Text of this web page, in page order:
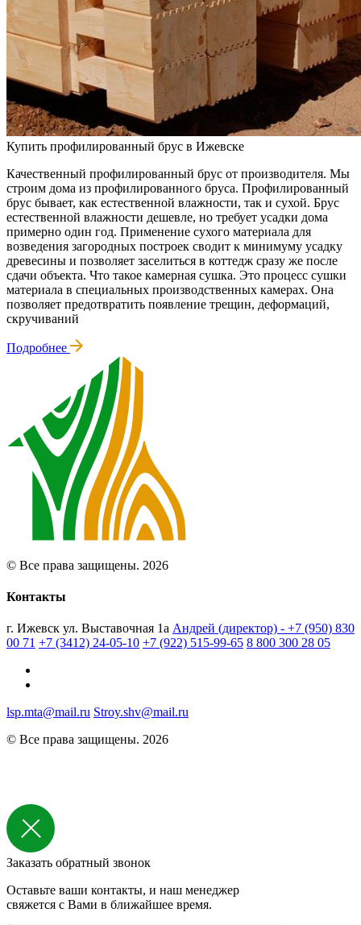
Купить профилированный брус в Ижевске
Качественный профилированный брус от производителя. Мы
строим дома из профилированного бруса. Профилированный
брус бывает, как естественной влажности, так и сухой. Брус
естественной влажности дешевле, но требует усадки дома
примерно один год. Применение сухого материала для
возведения загородных построек сводит к минимуму усадку
древесины и позволяет заселиться в коттедж сразу же после
сдачи объекта. Что такое камерная сушка. Это процесс сушки
материала в специальных производственных камерах. Она
позволяет предотвратить появление трещин, деформаций,
скручиваний
Подробнее
© Все права защищены. 2026
Контакты
г. Ижевск ул. Выставочная 1а Андрей (директор) - +7 (950) 830
00 71 +7 (3412) 24-05-10 +7 (922) 515-99-65 8 800 300 28 05
lsp.mta@mail.ru Stroy.shv@mail.ru
© Все права защищены. 2026
Заказать обратный звонок
Оставьте ваши контакты, и наш менеджер
свяжется с Вами в ближайшее время.